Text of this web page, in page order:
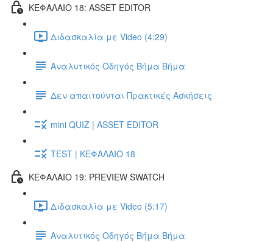
ΚΕΦΑΛΑΙΟ 18: ASSET EDITOR
Διδασκαλία με Video (4:29)
Αναλυτικός Οδηγός Βήμα Βήμα
Δεν απαιτούνται Πρακτικές Ασκήσεις
mini QUIZ | ASSET EDITOR
TEST | ΚΕΦΑΛΑΙΟ 18
ΚΕΦΑΛΑΙΟ 19: PREVIEW SWATCH
Διδασκαλία με Video (5:17)
Αναλυτικός Οδηγός Βήμα Βήμα